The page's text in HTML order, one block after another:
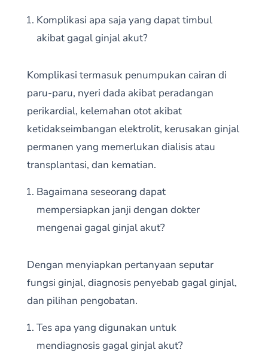
Komplikasi apa saja yang dapat timbul
akibat gagal ginjal akut?
Komplikasi termasuk penumpukan cairan di
paru-paru, nyeri dada akibat peradangan
perikardial, kelemahan otot akibat
ketidakseimbangan elektrolit, kerusakan ginjal
permanen yang memerlukan dialisis atau
transplantasi, dan kematian.
Bagaimana seseorang dapat
mempersiapkan janji dengan dokter
mengenai gagal ginjal akut?
Dengan menyiapkan pertanyaan seputar
fungsi ginjal, diagnosis penyebab gagal ginjal,
dan pilihan pengobatan.
Tes apa yang digunakan untuk
mendiagnosis gagal ginjal akut?